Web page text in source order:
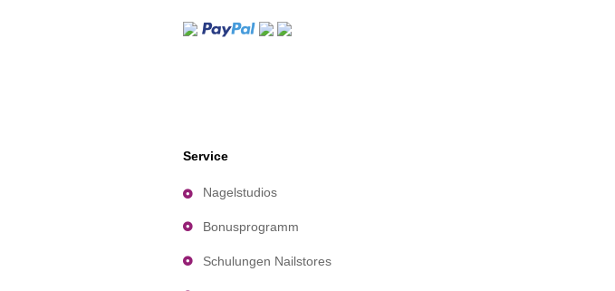
Service
Nagelstudios
Bonusprogramm
Schulungen Nailstores